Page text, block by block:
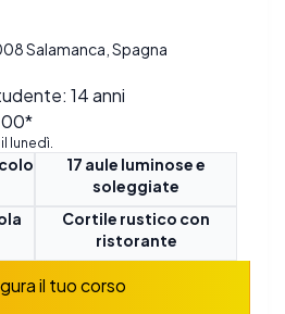
Salamanca, Spagna
14 anni
lunedì.
17 aule luminose e
soleggiate
Cortile rustico con
ristorante
il tuo corso